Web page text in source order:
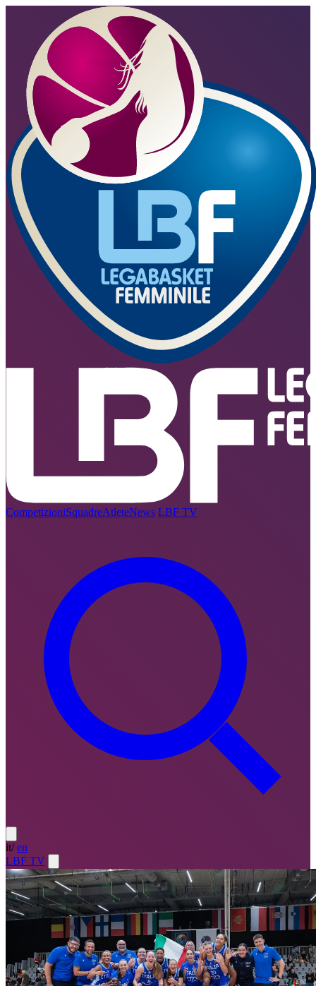
CompetizioniSquadreAtleteNews LBF TV
it/ en
LBF TV